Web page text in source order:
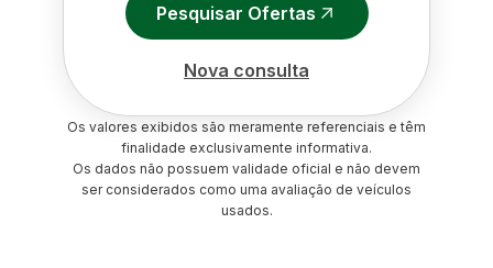
Pesquisar Ofertas
Nova consulta
Os valores exibidos são meramente referenciais e têm
finalidade exclusivamente informativa.
Os dados não possuem validade oficial e não devem
ser considerados como uma avaliação de veículos
usados.